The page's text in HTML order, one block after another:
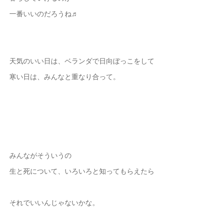
一番いいのだろうね♬
天気のいい日は、ベランダで日向ぼっこをして
寒い日は、みんなと重なり合って。
みんながそういうの
生と死について、いろいろと知ってもらえたら
それでいいんじゃないかな。